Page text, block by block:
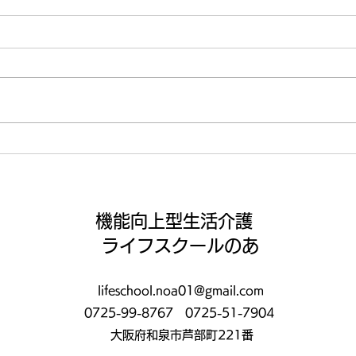
【ライフ通信５５７】 【ラ
機能向上型生活介護
ライフスクールのあ
lifeschool.noa01@gmail.com
0725-99-8767
0725-51-7904
大阪府和泉市芦部町221番